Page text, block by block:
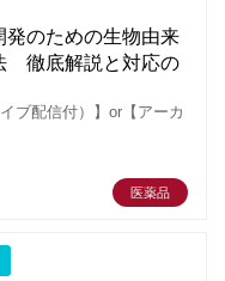
発のための生物由来
徹底解説と対応の
ブ配信付）】or【アーカ
医薬品